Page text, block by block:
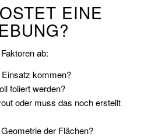
EINE
ab:
kommen?
foliert werden?
oder muss das noch erstellt
der Flächen?